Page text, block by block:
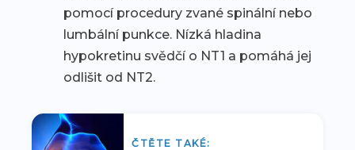
pomocí procedury zvané spinální nebo
lumbální punkce. Nízká hladina
hypokretinu svědčí o NT1 a pomáhá jej
odlišit od NT2.
ČTĚTE TAKÉ: